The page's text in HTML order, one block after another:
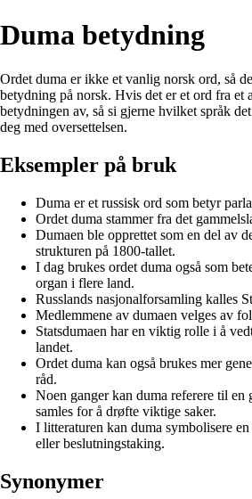
Duma betydning
Ordet duma er ikke et vanlig norsk ord, så
betydning på norsk. Hvis det er et ord fra et
betydningen av, så si gjerne hvilket språk
deg med oversettelsen.
Eksempler på bruk
Duma er et russisk ord som betyr
Ordet duma stammer fra det
Dumaen ble opprettet som en del av
strukturen på 1800-tallet.
I dag brukes ordet duma også som
organ i flere land.
Russlands nasjonalforsamling kalles
Medlemmene av dumaen velges av
Statsdumaen har en viktig rolle i å
landet.
Ordet duma kan også brukes mer
råd.
Noen ganger kan duma referere til en
samles for å drøfte viktige saker.
I litteraturen kan duma symbolisere
eller beslutningstaking.
Synonymer